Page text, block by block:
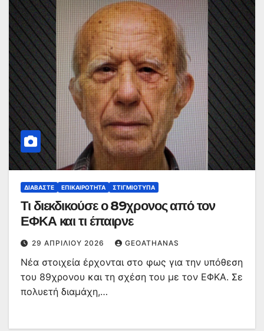
ΔΙΑΒΆΣΤΕ ΕΠΙΚΑΙΡΌΤΗΤΑ ΣΤΙΓΜΙΌΤΥΠΑ
Τι διεκδικούσε ο 89χρονος από τον
ΕΦΚΑ και τι έπαιρνε
29 ΑΠΡΙΛΊΟΥ 2026 GEOATHANAS
Νέα στοιχεία έρχονται στο φως για την υπόθεση
του 89χρονου και τη σχέση του με τον ΕΦΚΑ. Σε
πολυετή διαμάχη,…